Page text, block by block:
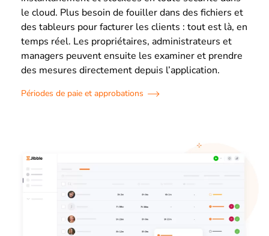
le cloud. Plus besoin de fouiller dans des fichiers et
des tableurs pour facturer les clients : tout est là, en
temps réel. Les propriétaires, administrateurs et
managers peuvent ensuite les examiner et prendre
des mesures directement depuis l’application.
Périodes de paie et approbations